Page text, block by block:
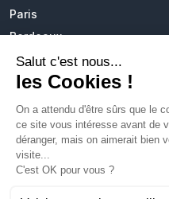
Paris
Bordeaux
Marseille
Strasbourg
Rennes
La Rochelle
Mâcon